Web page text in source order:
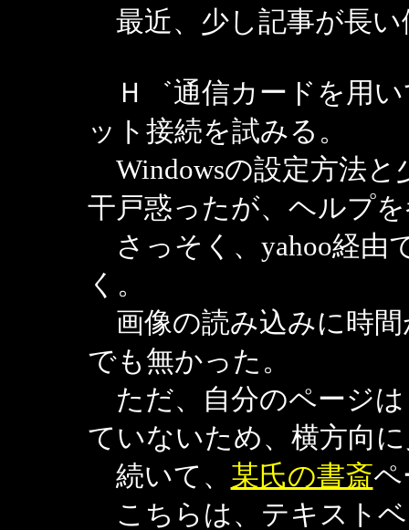
最近、少し記事が長
Ｈ゛通信カードを用い
ット接続を試みる。
Windowsの設定方法と
干戸惑ったが、ヘルプ
さっそく、yahoo経由
く。
画像の読み込みに時
でも無かった。
ただ、自分のページは
ていないため、横方向
続いて、 某氏の書斎
こちらは、テキスト